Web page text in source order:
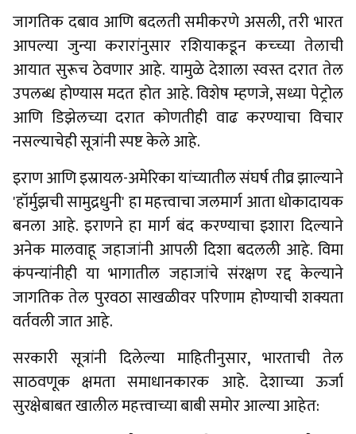
​​जागतिक दबाव आणि बदलती समीकरणे असली, तरी भारत
आपल्या जुन्या करारांनुसार रशियाकडून कच्च्या तेलाची
आयात सुरूच ठेवणार आहे. यामुळे देशाला स्वस्त दरात तेल
उपलब्ध होण्यास मदत होत आहे. विशेष म्हणजे, सध्या पेट्रोल
आणि डिझेलच्या दरात कोणतीही वाढ करण्याचा विचार
नसल्याचेही सूत्रांनी स्पष्ट केले आहे.
​​इराण आणि इस्रायल-अमेरिका यांच्यातील संघर्ष तीव्र झाल्याने
'हॉर्मुझची सामुद्रधुनी' हा महत्त्वाचा जलमार्ग आता धोकादायक
बनला आहे. इराणने हा मार्ग बंद करण्याचा इशारा दिल्याने
अनेक मालवाहू जहाजांनी आपली दिशा बदलली आहे. विमा
कंपन्यांनीही या भागातील जहाजांचे संरक्षण रद्द केल्याने
जागतिक तेल पुरवठा साखळीवर परिणाम होण्याची शक्यता
वर्तवली जात आहे.
सरकारी सूत्रांनी दिलेल्या माहितीनुसार, भारताची तेल
साठवणूक क्षमता समाधानकारक आहे. देशाच्या ऊर्जा
सुरक्षेबाबत खालील महत्त्वाच्या बाबी समोर आल्या आहेत: